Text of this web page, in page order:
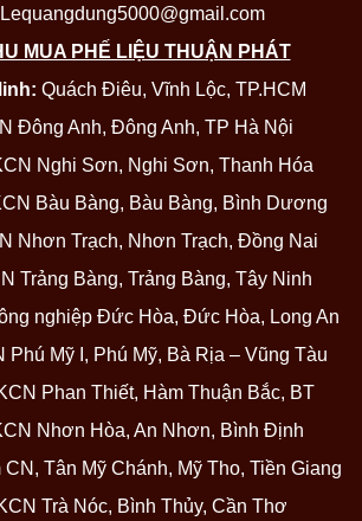
Lequangdung5000@gmail.com
MUA PHẾ LIỆU THUẬN PHÁT
Quách Điêu, Vĩnh Lộc, TP.HCM
Đông Anh, Đông Anh, TP Hà Nội
Nghi Sơn, Nghi Sơn, Thanh Hóa
Bàu Bàng, Bàu Bàng, Bình Dương
Nhơn Trạch, Nhơn Trạch, Đồng Nai
Trảng Bàng, Trảng Bàng, Tây Ninh
nghiệp Đức Hòa, Đức Hòa, Long An
Phú Mỹ I, Phú Mỹ, Bà Rịa – Vũng Tàu
Phan Thiết, Hàm Thuận Bắc, BT
Nhơn Hòa, An Nhơn, Bình Định
CN, Tân Mỹ Chánh, Mỹ Tho, Tiền Giang
Trà Nóc, Bình Thủy, Cần Thơ